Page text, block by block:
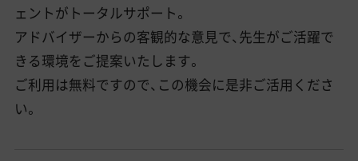
ェントがトータルサポート。
アドバイザーからの客観的な意見で、先生がご活躍で
きる環境をご提案いたします。
ご利用は無料ですので、この機会に是非ご活用くださ
い。